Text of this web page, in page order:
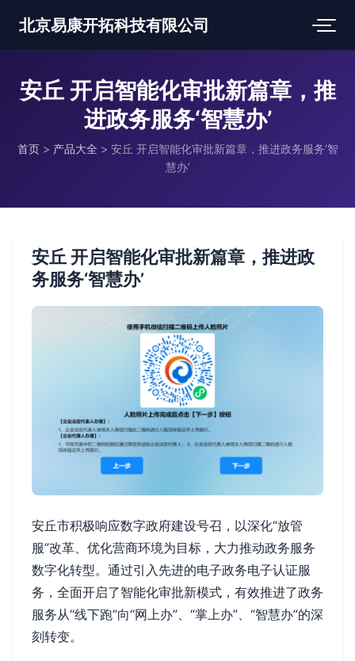
北京易康开拓科技有限公司
安丘 开启智能化审批新篇章，推
进政务服务‘智慧办’
首页 > 产品大全 > 安丘 开启智能化审批新篇章，推进政务服务‘智
慧办’
安丘 开启智能化审批新篇章，推进政
务服务‘智慧办’
安丘市积极响应数字政府建设号召，以深化“放管
服”改革、优化营商环境为目标，大力推动政务服务
数字化转型。通过引入先进的电子政务电子认证服
务，全面开启了智能化审批新模式，有效推进了政务
服务从“线下跑”向“网上办”、“掌上办”、“智慧办”的深
刻转变。